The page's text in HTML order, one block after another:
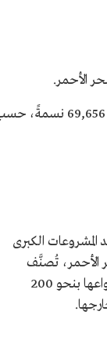
الأحمر.
أملج ثانية المحافظات في عدد السكان بمنطقة تبوك، وتقدر مساحتها بـ16 ألف كم2، ويعيش فيها
المشروعات الكبرى
الأحمر، تُصنَّف
التي تقدر أنواعها بنحو 200